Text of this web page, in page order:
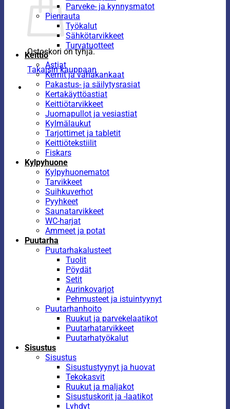
Ostoskori on tyhjä.
Takaisin kauppaan
Parveke- ja kynnysmatot
Pienrauta
Työkalut
Sähkötarvikkeet
Turvatuotteet
Keittiö
Astiat
Kernit ja vahakankaat
Pakastus- ja säilytysrasiat
Kertakäyttöastiat
Keittiötarvikkeet
Juomapullot ja vesiastiat
Kylmälaukut
Tarjottimet ja tabletit
Keittiötekstiilit
Fiskars
Kylpyhuone
Kylpyhuonematot
Tarvikkeet
Suihkuverhot
Pyyhkeet
Saunatarvikkeet
WC-harjat
Ammeet ja potat
Puutarha
Puutarhakalusteet
Tuolit
Pöydät
Setit
Aurinkovarjot
Pehmusteet ja istuintyynyt
Puutarhanhoito
Ruukut ja parvekelaatikot
Puutarhatarvikkeet
Puutarhatyökalut
Sisustus
Sisustus
Sisustustyynyt ja huovat
Tekokasvit
Ruukut ja maljakot
Sisustuskorit ja -laatikot
Lyhdyt